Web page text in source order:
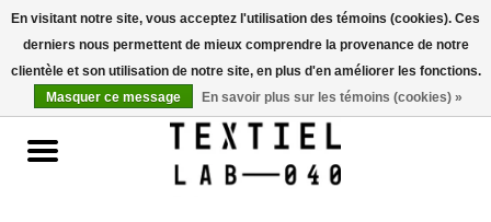
Accueil
LIVRES
En visitant notre site, vous acceptez l'utilisation des témoins (cookies). Ces
derniers nous permettent de mieux comprendre la provenance de notre
clientèle et son utilisation de notre site, en plus d'en améliorer les fonctions.
Masquer ce message
En savoir plus sur les témoins (cookies) »